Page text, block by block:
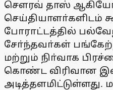
செளரவ் தாஸ்
செய்தியாளா்களிடம்
போராட்டத்தில்
சோ்ந்தவா்கள்
மற்றும் நிா்வாக
கொண்ட விரிவான
அடித்தளமிட்டுள்ளது.